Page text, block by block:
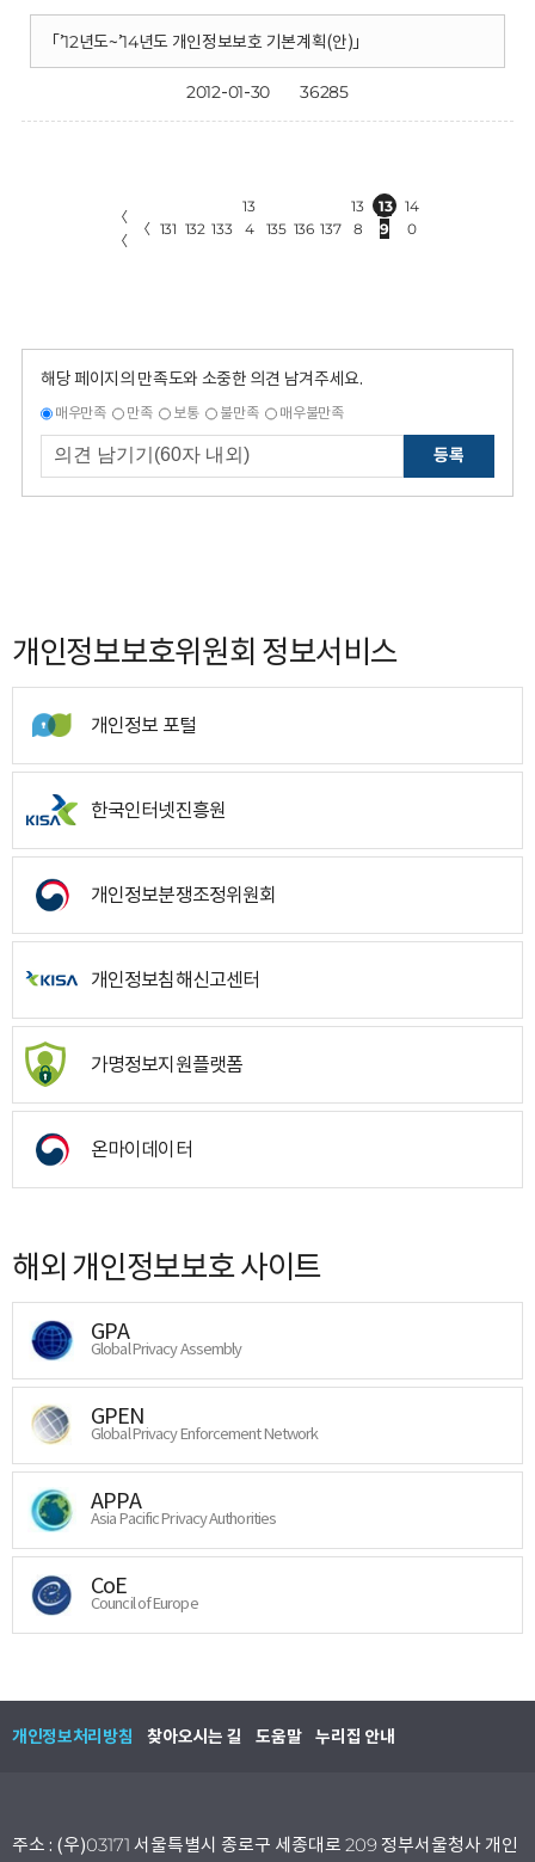
「’12년도~’14년도 개인정보보호 기본계획(안)」
2012-01-30 36285
〈
〈
〈 131 132 133
13
4
135 136 137
13
8
13
9
14
0
해당 페이지의 만족도와 소중한 의견 남겨주세요.
매우만족 만족 보통 불만족 매우불만족
등록
개인정보보호위원회 정보서비스
개인정보 포털
한국인터넷진흥원
개인정보분쟁조정위원회
개인정보침해신고센터
가명정보지원플랫폼
온마이데이터
해외 개인정보보호 사이트
GPA
Global Privacy Assembly
GPEN
Global Privacy Enforcement Network
APPA
Asia Pacific Privacy Authorities
CoE
Council of Europe
개인정보처리방침 찾아오시는 길 도움말 누리집 안내
주소 : (우)03171 서울특별시 종로구 세종대로 209 정부서울청사 개인